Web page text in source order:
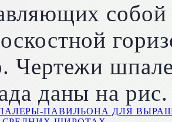
Чертежи
даны на